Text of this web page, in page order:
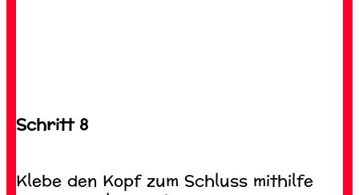
Schritt 8
Klebe den Kopf zum Schluss mithilfe